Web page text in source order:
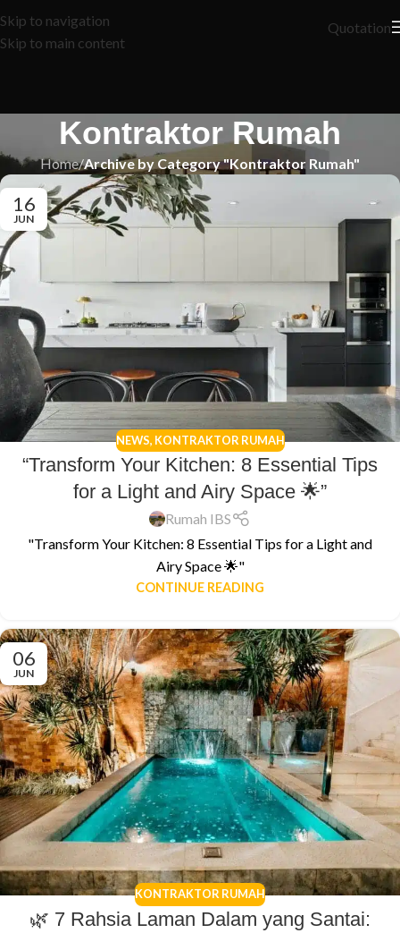
Skip to navigation
Skip to main content
Quotation
Kontraktor Rumah
Home/Archive by Category "Kontraktor Rumah"
16
JUN
NEWS, KONTRAKTOR RUMAH
“Transform Your Kitchen: 8 Essential Tips
for a Light and Airy Space 🌟”
Rumah IBS
"Transform Your Kitchen: 8 Essential Tips for a Light and
Airy Space 🌟"
CONTINUE READING
06
JUN
KONTRAKTOR RUMAH
🌿 7 Rahsia Laman Dalam yang Santai: